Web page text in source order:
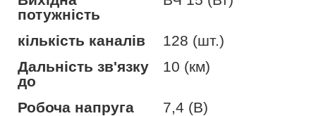
потужність
кількість каналів
128 (шт.)
Дальність зв'язку
до
10 (км)
Робоча напруга
7,4 (В)